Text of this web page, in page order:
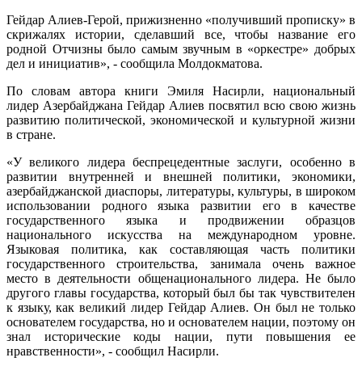
Гейдар Алиев-Герой, прижизненно «получивший прописку» в
скрижалях истории, сделавший все, чтобы название его
родной Отчизны было самым звучным в «оркестре» добрых
дел и инициатив», - сообщила Молдокматова.
По словам автора книги Эмиля Насирли, национальный
лидер Азербайджана Гейдар Алиев посвятил всю свою жизнь
развитию политической, экономической и культурной жизни
в стране.
«У великого лидера беспрецедентные заслуги, особенно в
развитии внутренней и внешней политики, экономики,
азербайджанской диаспоры, литературы, культуры, в широком
использовании родного языка развитии его в качестве
государственного языка и продвижении образцов
национального искусства на международном уровне.
Языковая политика, как составляющая часть политики
государственного строительства, занимала очень важное
место в деятельности общенационального лидера. Не было
другого главы государства, который был бы так чувствителен
к языку, как великий лидер Гейдар Алиев. Он был не только
основателем государства, но и основателем нации, поэтому он
знал исторические коды нации, пути повышения ее
нравственности», - сообщил Насирли.